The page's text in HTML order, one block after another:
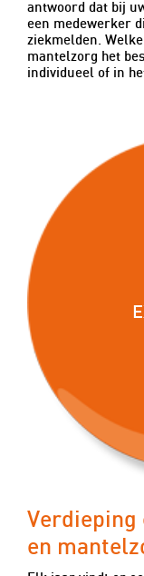
antwoord dat bij
een medewerker
ziekmelden.
mantelzorg het
individueel of in
Verdieping
en